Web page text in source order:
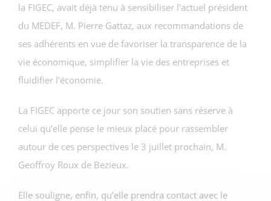
la FIGEC, avait déjà tenu à sensibiliser l’actuel président
du MEDEF, M. Pierre Gattaz, aux recommandations de
ses adhérents en vue de favoriser la transparence de la
vie économique, simplifier la vie des entreprises et
fluidifier l’économie.
La FIGEC apporte ce jour son soutien sans réserve à
celui qu’elle pense le mieux placé pour rassembler
autour de ces perspectives le 3 juillet prochain, M.
Geoffroy Roux de Bezieux.
Elle souligne, enfin, qu’elle prendra contact avec le